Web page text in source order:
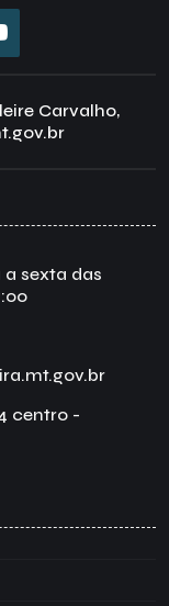
Carvalho,
sexta das
centro -